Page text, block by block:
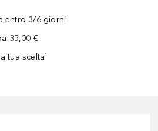
entro 3/6 giorni
35,00 €
tua scelta¹